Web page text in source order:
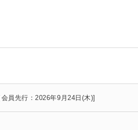
員先行：2026年9月24日(木)]